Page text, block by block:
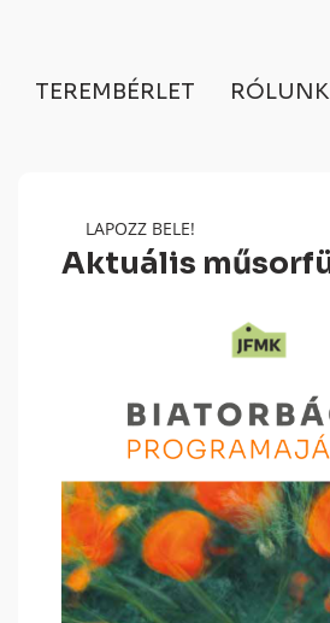
TEREMBÉRLET RÓLUNK
LAPOZZ BELE!
Aktuális